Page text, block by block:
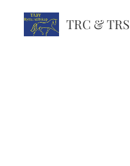
TRC & TRS